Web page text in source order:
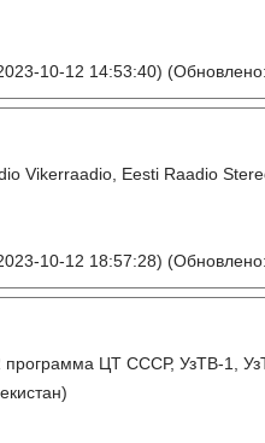
10-12 14:53:40)
Vikerraadio, Eesti Raadio
10-12 18:57:28)
ЦТ СССР, УзТВ-1,